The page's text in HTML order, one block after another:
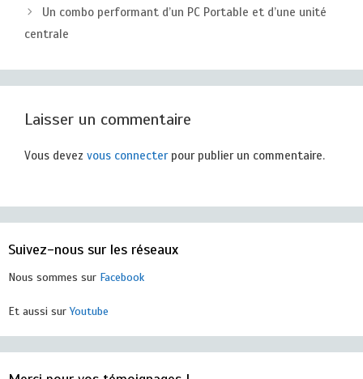
Un combo performant d’un PC Portable et d’une unité
centrale
Laisser un commentaire
Vous devez vous connecterpour publier un commentaire.
Suivez-nous sur les réseaux
Nous sommes sur Facebook
Et aussi surYoutube